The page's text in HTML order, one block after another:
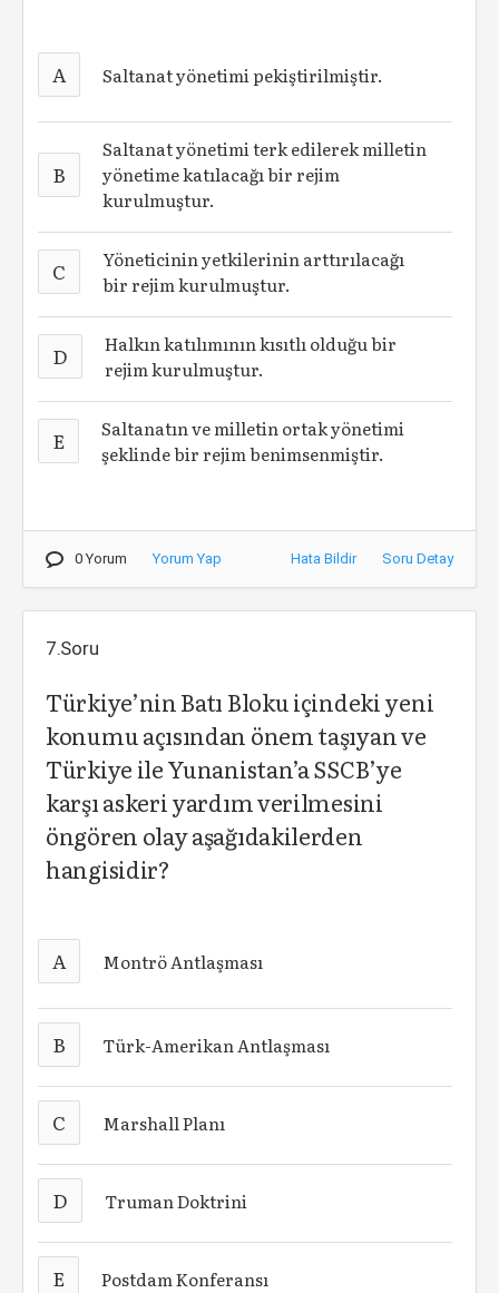
A Saltanat yönetimi pekiştirilmiştir.
B
Saltanat yönetimi terk edilerek milletin
yönetime katılacağı bir rejim
kurulmuştur.
C
Yöneticinin yetkilerinin arttırılacağı
bir rejim kurulmuştur.
D
Halkın katılımının kısıtlı olduğu bir
rejim kurulmuştur.
E
Saltanatın ve milletin ortak yönetimi
şeklinde bir rejim benimsenmiştir.
0 Yorum Yorum Yap Hata Bildir Soru Detay
7.Soru
Türkiye’nin Batı Bloku içindeki yeni
konumu açısından önem taşıyan ve
Türkiye ile Yunanistan’a SSCB’ye
karşı askeri yardım verilmesini
öngören olay aşağıdakilerden
hangisidir?
A Montrö Antlaşması
B Türk-Amerikan Antlaşması
C Marshall Planı
D Truman Doktrini
E Postdam Konferansı